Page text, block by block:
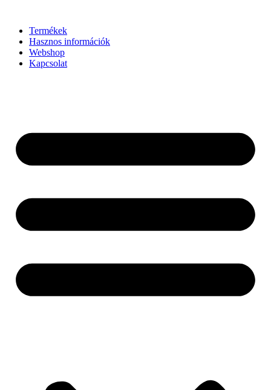
tartalomhozTermékek
Hasznos információk
Webshop
Kapcsolat